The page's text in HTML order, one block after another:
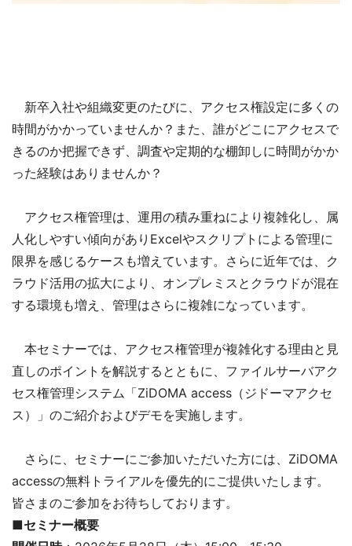
新卒入社や組織変更のたびに、アクセス権設定に多くの
時間がかかっていませんか？また、誰がどこにアクセスで
きるのか把握できず、調査や定期的な棚卸しに時間がかか
った経験はありませんか？
アクセス権管理は、運用の積み重ねにより複雑化し、属
人化しやすい傾向がありExcelやスクリプトによる管理に
限界を感じるケースも増えています。さらに近年では、ク
ラウド活用の拡大により、オンプレミスとクラウドが混在
する環境も増え、管理はさらに複雑になっています。
本セミナーでは、アクセス権管理が複雑化する理由と見
直しのポイントを解説するとともに、ファイルサーバアク
セス権管理システム「ZiDOMA access（ジドーマアクセ
ス）」のご紹介およびデモを実施します。
さらに、セミナーにご参加いただいた方には、ZiDOMA
accessの無料トライアルを優先的にご提供いたします。
皆さまのご参加をお待ちしております。
■セミナー概要